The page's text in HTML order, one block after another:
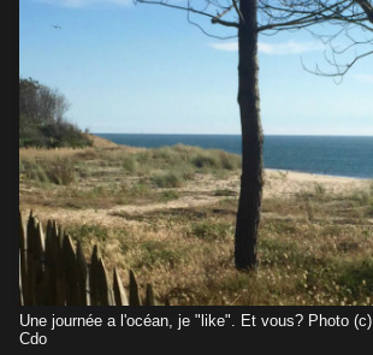
Une journée a l'océan, je "like". Et vous? Photo (c)
Cdo